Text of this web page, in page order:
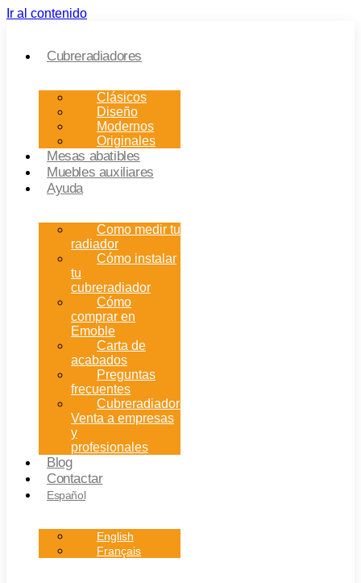
Ir al contenido
Cubreradiadores
Clásicos
Diseño
Modernos
Originales
Mesas abatibles
Muebles auxiliares
Ayuda
Como medir tu
radiador
Cómo instalar
tu
cubreradiador
Cómo
comprar en
Emoble
Carta de
acabados
Preguntas
frecuentes
Cubreradiadores:
Venta a empresas
y
profesionales
Blog
Contactar
Español
English
Français